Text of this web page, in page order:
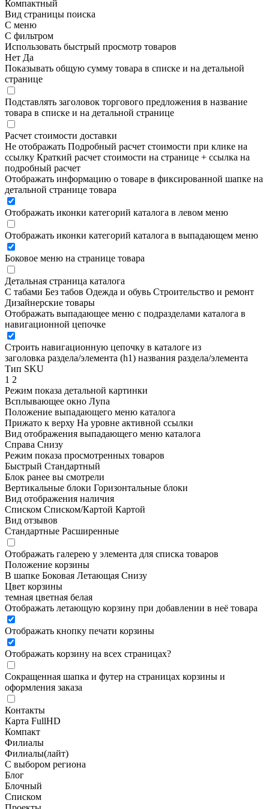
Компактный
Вид страницы поиска
С меню
С фильтром
Использовать быстрый просмотр товаров
Нет Да
Показывать общую сумму товара в списке и на детальной
странице
Подставлять заголовок торгового предложения в название
товара в списке и на детальной странице
Расчет стоимости доставки
Не отображать Подробный расчет стоимости при клике на
ссылку Краткий расчет стоимости на странице + ссылка на
подробный расчет
Отображать информацию о товаре в фиксированной шапке на
детальной странице товара
Отображать иконки категорий каталога в левом меню
Отображать иконки категорий каталога в выпадающем меню
Боковое меню на странице товара
Детальная страница каталога
С табами Без табов Одежда и обувь Строительство и ремонт
Дизайнерские товары
Отображать выпадающее меню с подразделами каталога в
навигационной цепочке
Строить навигационную цепочку в каталоге из
заголовка раздела/элемента (h1) названия раздела/элемента
Тип SKU
1 2
Режим показа детальной картинки
Всплывающее окно Лупа
Положение выпадающего меню каталога
Прижато к верху На уровне активной ссылки
Вид отображения выпадающего меню каталога
Справа Снизу
Режим показа просмотренных товаров
Быстрый Стандартный
Блок ранее вы смотрели
Вертикальные блоки Горизонтальные блоки
Вид отображения наличия
Списком Списком/Картой Картой
Вид отзывов
Стандартные Расширенные
Отображать галерею у элемента для списка товаров
Положение корзины
В шапке Боковая Летающая Снизу
Цвет корзины
темная цветная белая
Отображать летающую корзину при добавлении в неё товара
Отображать кнопку печати корзины
Отображать корзину на всех страницах?
Сокращенная шапка и футер на страницах корзины и
оформления заказа
Контакты
Карта FullHD
Компакт
Филиалы
Филиалы(лайт)
С выбором региона
Блог
Блочный
Списком